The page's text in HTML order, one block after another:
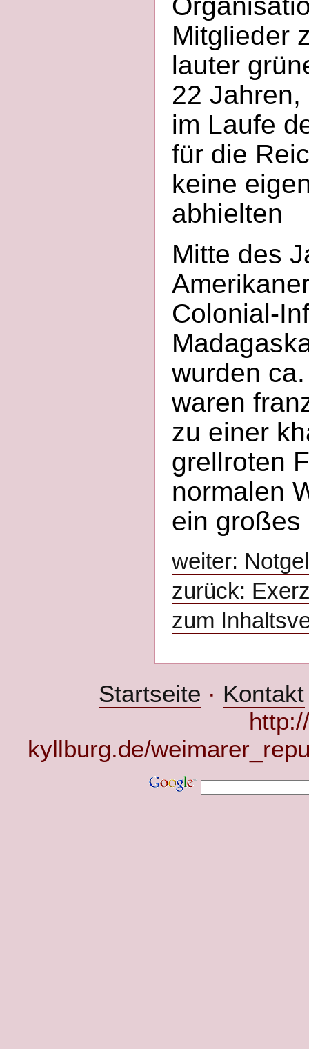
Mitglieder
lauter
22
im Laufe
für die
keine
abhielten
Mitte des
Colonial-
wurden
waren
zu einer
grellroten
normalen
ein großes
weiter:
zurück:
zum
Startseite · Kontakt
kyllburg.de/